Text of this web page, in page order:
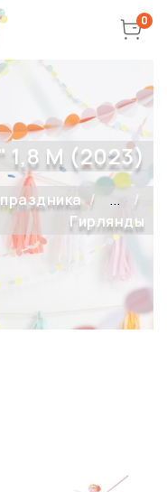
0
М (2023)
...
Гирлянды